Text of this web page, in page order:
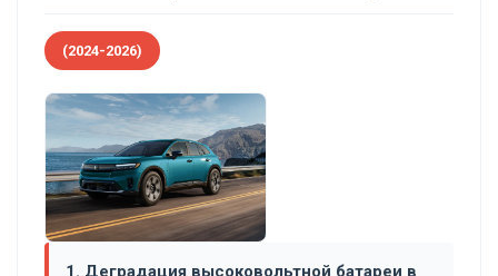
(2024-2026)
1. Деградация высоковольтной батареи в